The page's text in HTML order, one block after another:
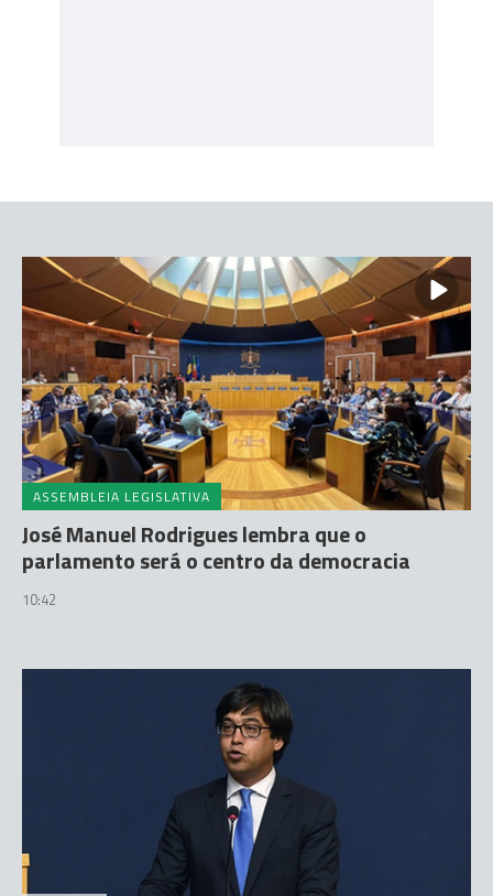
ASSEMBLEIA LEGISLATIVA
José Manuel Rodrigues lembra que o
parlamento será o centro da democracia
10:42